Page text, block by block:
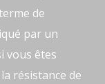
de
par un
vous êtes
résistance de